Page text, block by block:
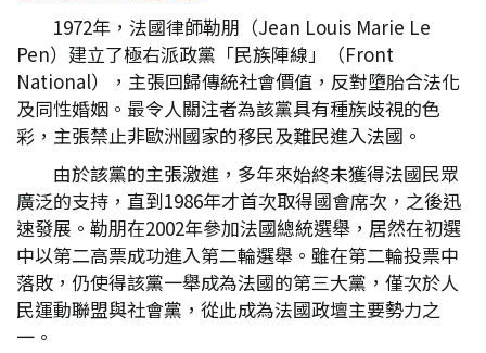
1972年，法國律師勒朋（Jean Louis Marie Le
Pen）建立了極右派政黨「民族陣線」（Front
National），主張回歸傳統社會價值，反對墮胎合法化
及同性婚姻。最令人關注者為該黨具有種族歧視的色
彩，主張禁止非歐洲國家的移民及難民進入法國。
由於該黨的主張激進，多年來始終未獲得法國民眾
廣泛的支持，直到1986年才首次取得國會席次，之後迅
速發展。勒朋在2002年參加法國總統選舉，居然在初選
中以第二高票成功進入第二輪選舉。雖在第二輪投票中
落敗，仍使得該黨一舉成為法國的第三大黨，僅次於人
民運動聯盟與社會黨，從此成為法國政壇主要勢力之
一。